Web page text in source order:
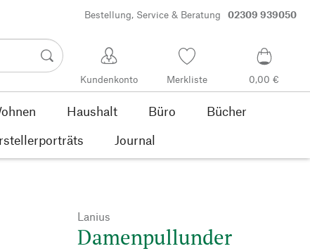
Bestellung, Service & Beratung 02309 939050
Kundenkonto Merkliste 0,00 €
Haushalt Büro
Bücher
Journal
Lanius
Damenpullunder